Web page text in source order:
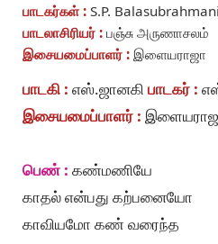
பாடகர்கள் : S.P.
பாடலாசிரியர் : பஞ்சு அருணாசலம்
இசையமைப்பாளர் : இளையராஜா
பாடகி : எஸ்.ஜானகி பாடகர் :
இசையமைப்பாளர் :
பெண் : கண்மணியே
காதல் என்பது கற்பனையோ
காவியமோ கண் வரைந்த